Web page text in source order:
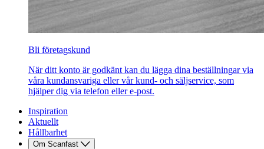
Bli företagskund
När ditt konto är godkänt kan du lägga dina beställningar via
våra kundansvariga eller vår kund- och säljservice, som
hjälper dig via telefon eller e-post.
Inspiration
Aktuellt
Hållbarhet
Om Scanfast